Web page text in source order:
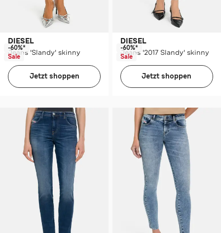
DIESEL
Jeans 'Slandy' skinny
-60%*
Sale
Jetzt shoppen
DIESEL
Jeans '2017 Slandy' skinny
-60%*
Sale
Jetzt shoppen